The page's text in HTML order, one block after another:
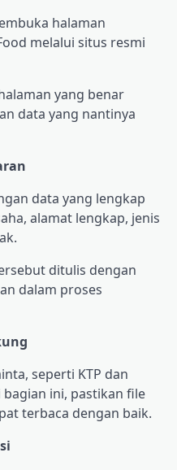
halaman
melalui situs resmi
yang benar
data yang nantinya
data yang lengkap
alamat lengkap, jenis
ditulis dengan
dalam proses
seperti KTP dan
ini, pastikan file
terbaca dengan baik.